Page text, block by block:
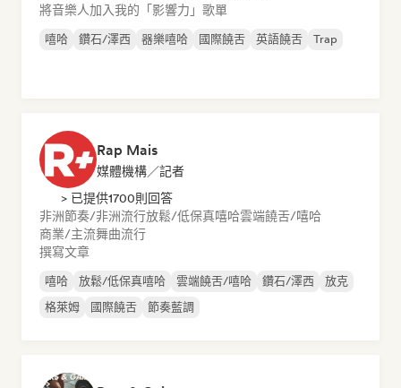
將音樂人加入我的「影響力」歌單
嘻哈 鑽石/澤西 器樂嘻哈 國際饒舌 英語饒舌 Trap
Rap Mais
媒體機構／記者
> 已提供1700則回答
非洲節奏/非洲流行放鬆/低保真嘻哈雲端饒舌/嘻哈
商業/主流舞曲流行
撰寫文章
嘻哈 放鬆/低保真嘻哈 雲端饒舌/嘻哈 鑽石/澤西
放克
格萊姆
國際饒舌 節奏藍調